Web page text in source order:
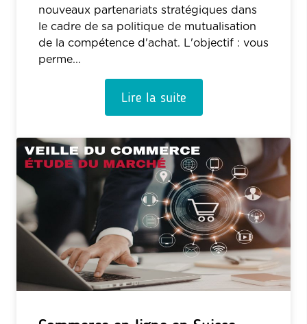
nouveaux partenariats stratégiques dans
le cadre de sa politique de mutualisation
de la compétence d'achat. L'objectif : vous
perme...
Lire la suite